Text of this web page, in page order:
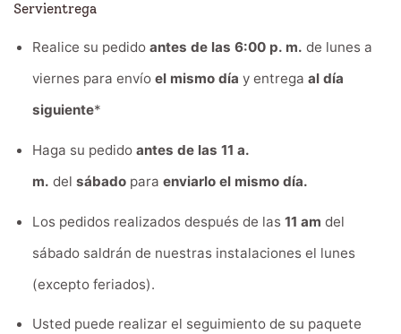
Servientrega
Realice su pedido antes de las 6:00 p. m. de lunes a
viernes para envío el mismo día y entrega al día
siguiente*
Haga su pedido antes de las 11 a.
m. del sábadopara enviarlo el mismo día.
Los pedidos realizados después de las 11 am del
sábado saldrán de nuestras instalaciones el lunes
(excepto feriados).
Usted puede realizar el seguimiento de su paquete